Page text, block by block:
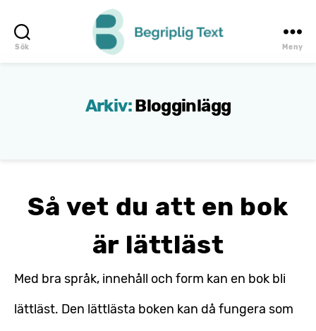
Sök Meny
Arkiv:Blogginlägg
Så vet du att en bok
är lättläst
Med bra språk, innehåll och form kan en bok bli
lättläst. Den lättlästa boken kan då fungera som